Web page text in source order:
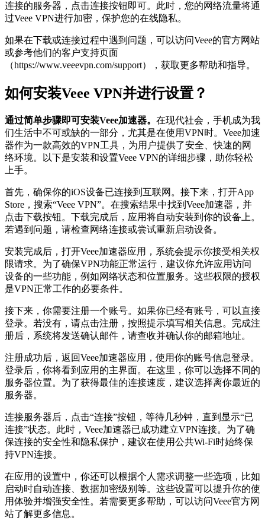
连接的服务器，点击连接按钮即可。此时，您的网络流量将通
过Veee VPN进行加密，保护您的在线隐私。
如果在下载或连接过程中遇到问题，可以访问Veee的官方网站
或参考他们的客户支持页面
（https://www.veeevpn.com/support），获取更多帮助和指导。
如何安装Veee VPN并进行设置？
通过简单步骤即可安装Veee加速器。 在现代社会，手机成为我
们生活中不可或缺的一部分，尤其是在使用VPN时。Veee加速
器作为一款高效的VPN工具，为用户提供了安全、快速的网
络环境。以下是安装和设置Veee VPN的详细步骤，助你轻松
上手。
首先，确保你的iOS设备已连接到互联网。接下来，打开App
Store，搜索“Veee VPN”。在搜索结果中找到Veee加速器，并
点击下载按钮。下载完成后，应用将自动安装到你的设备上。
若遇到问题，请检查网络连接或尝试重新启动设备。
安装完成后，打开Veee加速器应用，系统会提示你接受相关权
限请求。为了确保VPN功能正常运行，建议你允许应用访问
设备的一些功能，例如网络状态和位置服务。这些权限的授权
是VPN正常工作的必要条件。
接下来，你需要注册一个账号。如果你已经有账号，可以直接
登录。若没有，请点击注册，按照提示填写相关信息。完成注
册后，系统将发送确认邮件，请查收并确认你的邮箱地址。
注册成功后，返回Veee加速器应用，使用你的账号信息登录。
登录后，你将看到应用的主界面。在这里，你可以选择不同的
服务器位置。为了获得最佳的连接速度，建议选择离你最近的
服务器。
连接服务器后，点击“连接”按钮，等待几秒钟，直到显示“已
连接”状态。此时，Veee加速器已成功建立VPN连接。为了确
保连接的安全性和隐私保护，建议在使用公共Wi-Fi时始终保
持VPN连接。
在应用的设置中，你还可以根据个人需求调整一些选项，比如
启动时自动连接、数据加密级别等。这些设置可以提升你的使
用体验并增强安全性。若需要更多帮助，可以访问Veee官方网
站了解更多信息。